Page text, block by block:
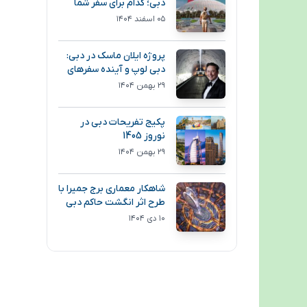
دبی؛ کدام برای سفر شما
انتخاب بهتری است؟
۰۵ اسفند ۱۴۰۴
پروژه ایلان ماسک در دبی:
دبی لوپ و آینده سفرهای
فوق سریع
۲۹ بهمن ۱۴۰۴
پکیج تفریحات دبی در
نوروز 1405
۲۹ بهمن ۱۴۰۴
شاهکار معماری برج جمیرا با
طرح اثر انگشت حاکم دبی
۱۰ دی ۱۴۰۴